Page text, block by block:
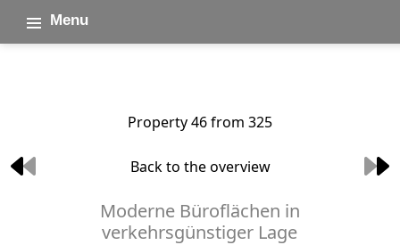
Menu
Property 46 from 325
Back to the overview
Moderne Büroflächen in
verkehrsgünstiger Lage